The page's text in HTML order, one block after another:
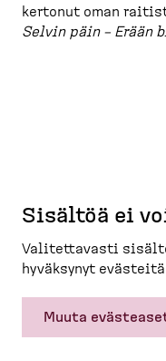
kertonut oman
Selvin päin – Erään
Sisältöä ei
Valitet­tavasti
hyväksynyt
Muuta